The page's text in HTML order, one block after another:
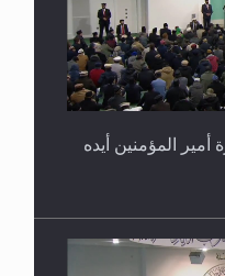
المؤمنين أيده